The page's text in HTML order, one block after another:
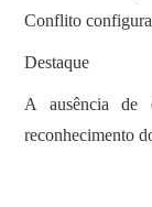
Conflito
Destaque
A ausência de
reconhecimento